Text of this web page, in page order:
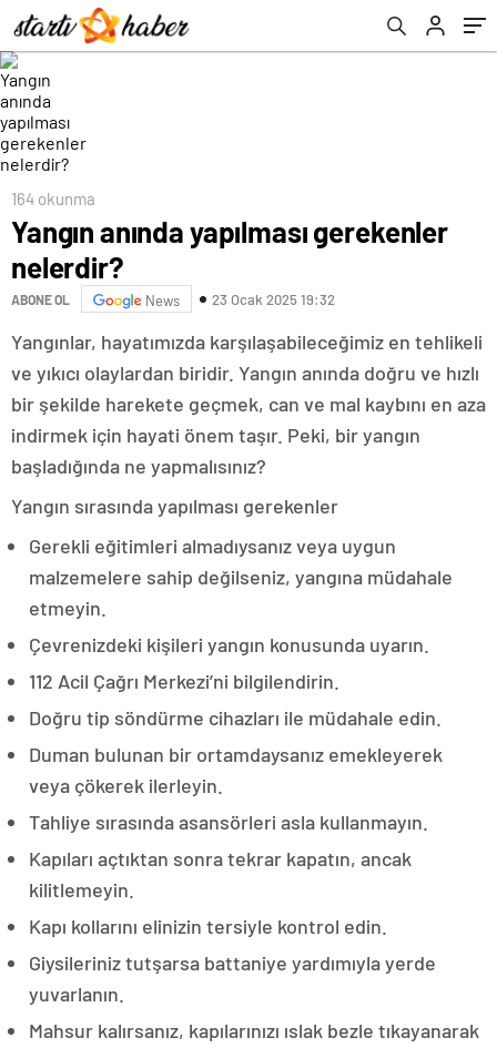
164 okunma
Yangın anında yapılması gerekenler
nelerdir?
ABONE OL News 23 Ocak 2025 19:32
Yangınlar, hayatımızda karşılaşabileceğimiz en tehlikeli
ve yıkıcı olaylardan biridir. Yangın anında doğru ve hızlı
bir şekilde harekete geçmek, can ve mal kaybını en aza
indirmek için hayati önem taşır. Peki, bir yangın
başladığında ne yapmalısınız?
Yangın sırasında yapılması gerekenler
Gerekli eğitimleri almadıysanız veya uygun
malzemelere sahip değilseniz, yangına müdahale
etmeyin.
Çevrenizdeki kişileri yangın konusunda uyarın.
112 Acil Çağrı Merkezi’ni bilgilendirin.
Doğru tip söndürme cihazları ile müdahale edin.
Duman bulunan bir ortamdaysanız emekleyerek
veya çökerek ilerleyin.
Tahliye sırasında asansörleri asla kullanmayın.
Kapıları açtıktan sonra tekrar kapatın, ancak
kilitlemeyin.
Kapı kollarını elinizin tersiyle kontrol edin.
Giysileriniz tutşarsa battaniye yardımıyla yerde
yuvarlanın.
Mahsur kalırsanız, kapılarınızı ıslak bezle tıkayanarak